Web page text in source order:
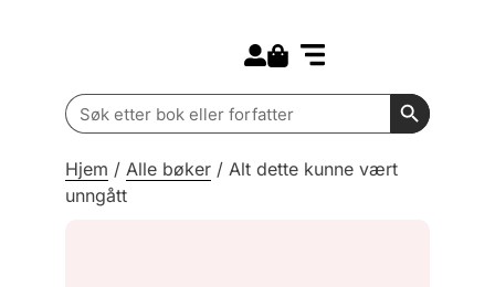
Search
for:
Search
Hjem / Alle bøker / Alt dette kunne vært
unngått